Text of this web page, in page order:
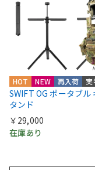
HOT NEW 再入荷 実
SWIFT OG ポータブル
タンド
￥29,000
在庫あり